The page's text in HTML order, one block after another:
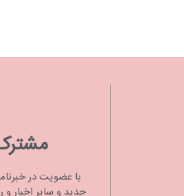
با عضویت در
جدید و سایر اخبار و